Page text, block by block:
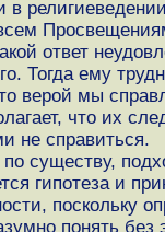
в
ответ
Тогда ему
верой мы
что их
не справиться.
существу,
гипотеза и
поскольку
понять